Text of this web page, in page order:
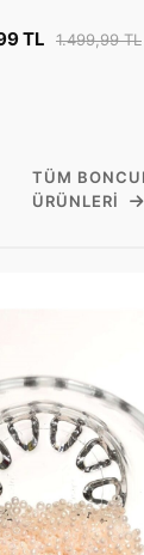
TL 1.499,99 TL
TÜM
ÜRÜNLERI